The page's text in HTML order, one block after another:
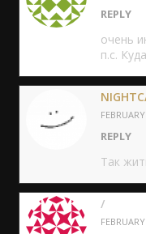
REPLY
очeнь
п.с.
REPLY
Так
/